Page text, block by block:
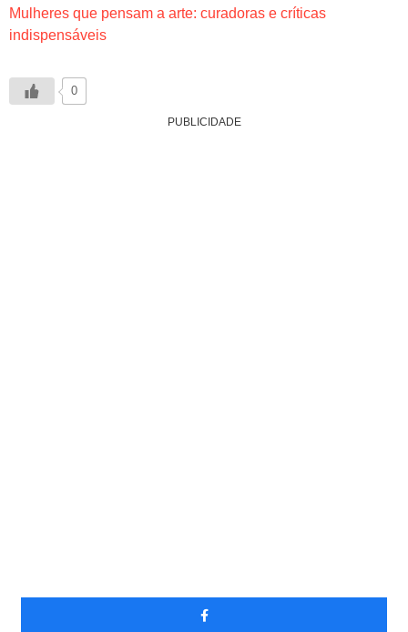
Mulheres que pensam a arte: curadoras e críticas
indispensáveis
0
PUBLICIDADE